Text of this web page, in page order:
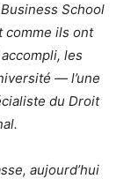
School
comme ils ont
les
— l’une
du Droit
aujourd’hui